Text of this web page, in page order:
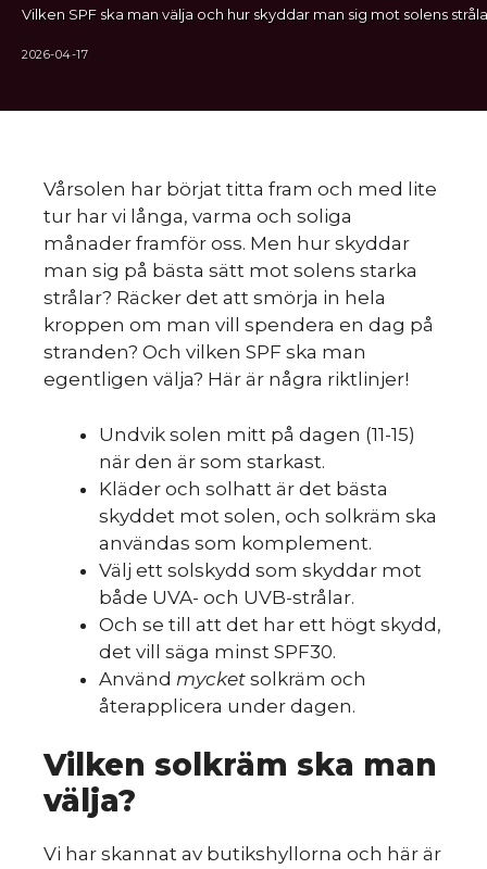
Vilken SPF ska man välja och hur skyddar man sig mot solens
2026-04-17
Vårsolen har börjat titta fram och med lite
tur har vi långa, varma och soliga
månader framför oss. Men hur skyddar
man sig på bästa sätt mot solens starka
strålar? Räcker det att smörja in hela
kroppen om man vill spendera en dag på
stranden? Och vilken SPF ska man
egentligen välja? Här är några riktlinjer!
Undvik solen mitt på dagen (11-15)
när den är som starkast.
Kläder och solhatt är det bästa
skyddet mot solen, och solkräm ska
användas som komplement.
Välj ett solskydd som skyddar mot
både UVA- och UVB-strålar.
Och se till att det har ett högt skydd,
det vill säga minst SPF30.
Använd mycket solkräm och
återapplicera under dagen.
Vilken solkräm ska man
välja?
Vi har skannat av butikshyllorna och här är